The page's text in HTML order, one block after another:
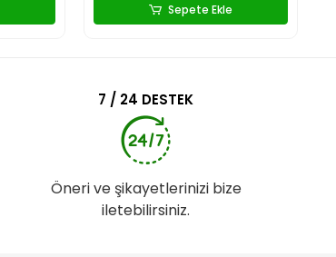
Sepete Ekle
7 / 24 DESTEK
Öneri ve şikayetlerinizi bize
iletebilirsiniz.